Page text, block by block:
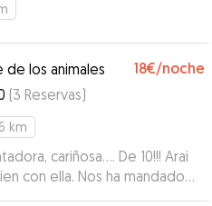
de los animales 18€/noche
(3 Reservas)
km
cariñosa…. De 10!!! Arai
con ella. Nos ha mandado
sin ninguna duda.